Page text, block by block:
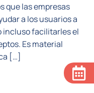
que las empresas
a los usuarios a
incluso facilitarles el
Es material
[…]